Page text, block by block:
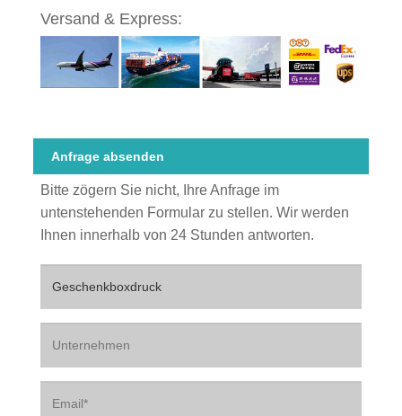
Versand & Express:
Anfrage absenden
Bitte zögern Sie nicht, Ihre Anfrage im
untenstehenden Formular zu stellen. Wir werden
Ihnen innerhalb von 24 Stunden antworten.